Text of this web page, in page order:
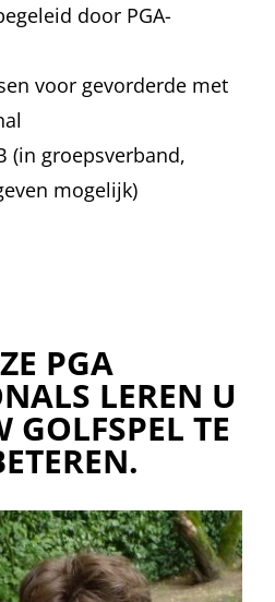
door PGA-
voor gevorderde met
(in groepsverband,
mogelijk)
PGA
LEREN U
GOLFSPEL TE